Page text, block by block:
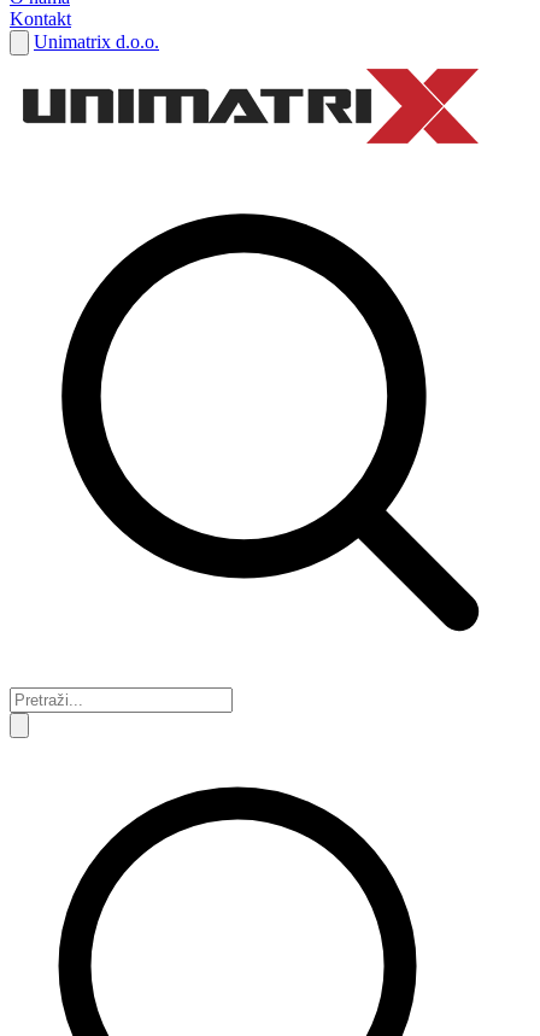
Kontakt
Unimatrix d.o.o.